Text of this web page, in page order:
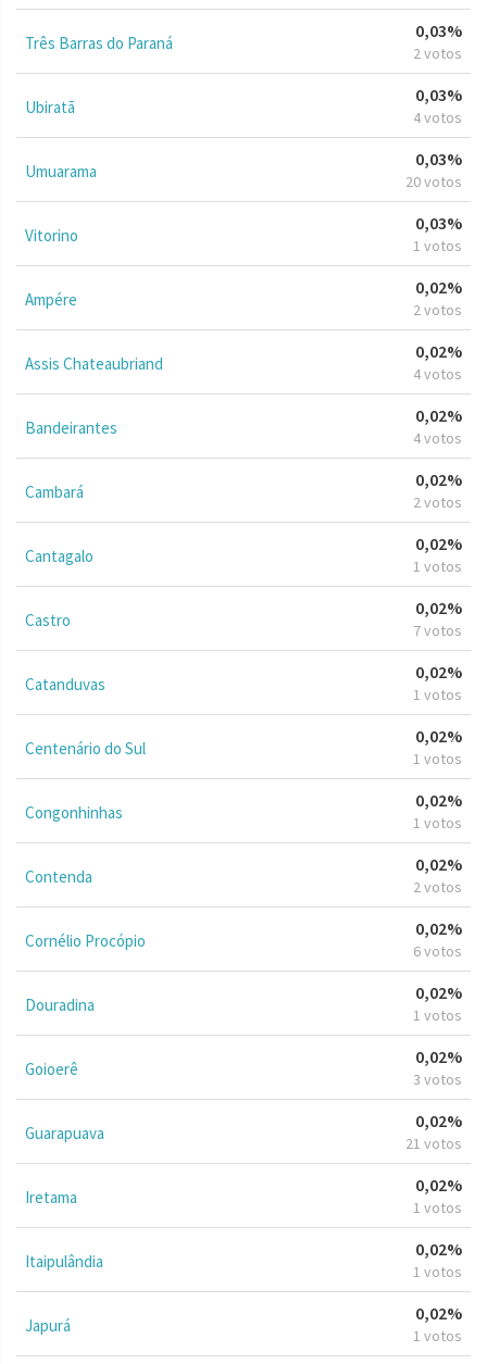
Três Barras do Paraná
0,03%
2 votos
Ubiratã
0,03%
4 votos
Umuarama
0,03%
20 votos
Vitorino
0,03%
1 votos
Ampére
0,02%
2 votos
Assis Chateaubriand
0,02%
4 votos
Bandeirantes
0,02%
4 votos
Cambará
0,02%
2 votos
Cantagalo
0,02%
1 votos
Castro
0,02%
7 votos
Catanduvas
0,02%
1 votos
Centenário do Sul
0,02%
1 votos
Congonhinhas
0,02%
1 votos
Contenda
0,02%
2 votos
Cornélio Procópio
0,02%
6 votos
Douradina
0,02%
1 votos
Goioerê
0,02%
3 votos
Guarapuava
0,02%
21 votos
Iretama
0,02%
1 votos
Itaipulândia
0,02%
1 votos
Japurá
0,02%
1 votos